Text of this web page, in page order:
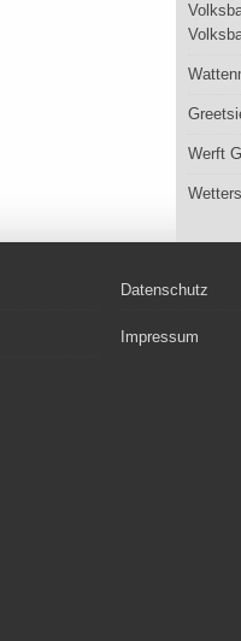
Werft
Datenschutz
Impressum